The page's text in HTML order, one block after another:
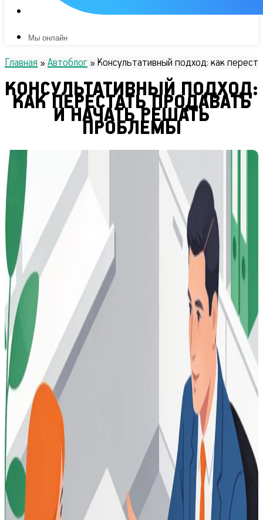
Мы онлайн
Главная » Автоблог » Консультативный подход: как
КОНСУЛЬТАТИВНЫЙ ПОДХОД:
КАК ПЕРЕСТАТЬ ПРОДАВАТЬ
И НАЧАТЬ РЕШАТЬ
ПРОБЛЕМЫ